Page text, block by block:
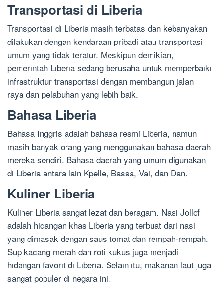
Transportasi di Liberia
Transportasi di Liberia masih terbatas dan kebanyakan
dilakukan dengan kendaraan pribadi atau transportasi
umum yang tidak teratur. Meskipun demikian,
pemerintah Liberia sedang berusaha untuk memperbaiki
infrastruktur transportasi dengan membangun jalan
raya dan pelabuhan yang lebih baik.
Bahasa Liberia
Bahasa Inggris adalah bahasa resmi Liberia, namun
masih banyak orang yang menggunakan bahasa daerah
mereka sendiri. Bahasa daerah yang umum digunakan
di Liberia antara lain Kpelle, Bassa, Vai, dan Dan.
Kuliner Liberia
Kuliner Liberia sangat lezat dan beragam. Nasi Jollof
adalah hidangan khas Liberia yang terbuat dari nasi
yang dimasak dengan saus tomat dan rempah-rempah.
Sup kacang merah dan roti kukus juga menjadi
hidangan favorit di Liberia. Selain itu, makanan laut juga
sangat populer di negara ini.